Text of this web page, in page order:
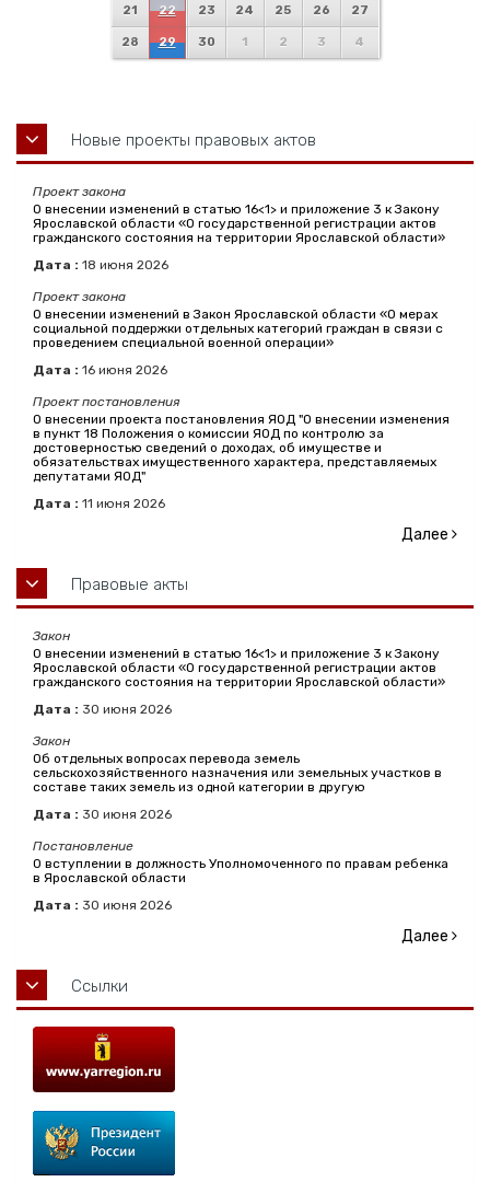
21 22 23 24 25 26 27
28 29 30 1 2 3 4
Новые проекты правовых актов
Проект закона
О внесении изменений в статью 16<1> и приложение 3 к Закону
Ярославской области «О государственной регистрации актов
гражданского состояния на территории Ярославской области»
Дата : 18 июня 2026
Проект закона
О внесении изменений в Закон Ярославской области «О мерах
социальной поддержки отдельных категорий граждан в связи с
проведением специальной военной операции»
Дата : 16 июня 2026
Проект постановления
О внесении проекта постановления ЯОД "О внесении изменения
в пункт 18 Положения о комиссии ЯОД по контролю за
достоверностью сведений о доходах, об имуществе и
обязательствах имущественного характера, представляемых
депутатами ЯОД"
Дата : 11 июня 2026
Далее
Правовые акты
Закон
О внесении изменений в статью 16<1> и приложение 3 к Закону
Ярославской области «О государственной регистрации актов
гражданского состояния на территории Ярославской области»
Дата : 30 июня 2026
Закон
Об отдельных вопросах перевода земель
сельскохозяйственного назначения или земельных участков в
составе таких земель из одной категории в другую
Дата : 30 июня 2026
Постановление
О вступлении в должность Уполномоченного по правам ребенка
в Ярославской области
Дата : 30 июня 2026
Далее
Ссылки